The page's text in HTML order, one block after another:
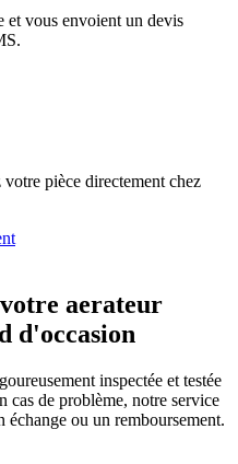
et vous envoient un devis
pièce directement chez
aerateur
d'occasion
inspectée et testée
cas de problème, notre service
ou un remboursement.